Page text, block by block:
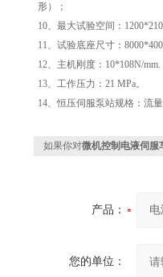
形）；
10、最大试验空间：
11、试验底座尺寸：
12、主机刚度：10*108N/mm.
13、工作压力：21 MPa。
14、恒压伺服泵站规格：流
如果你对微机控制电液伺服
产品：
您的单位：